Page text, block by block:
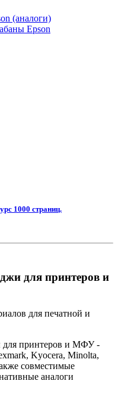
(аналоги)
Epson
1000 страниц.
для принтеров и
для печатной и
для принтеров и МФУ -
Kyocera, Minolta,
совместимые
аналоги